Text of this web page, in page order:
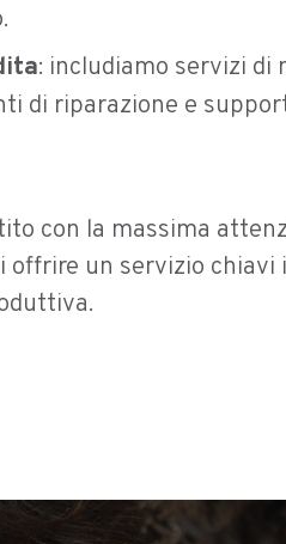
: includiamo servizi di
di riparazione e
con la massima
offrire un servizio chiavi